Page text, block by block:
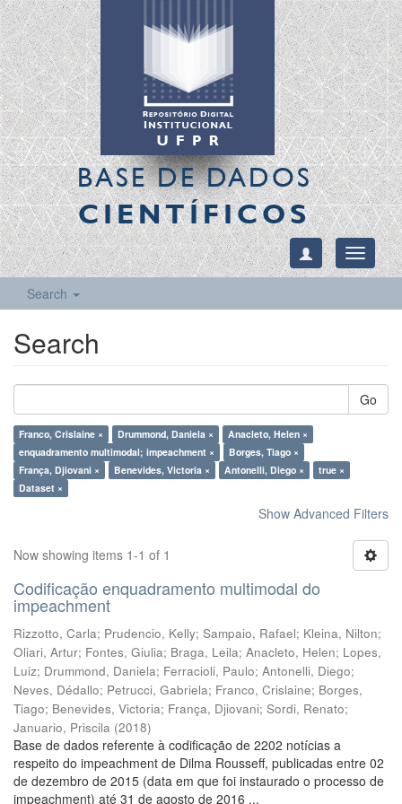
BASE DE DADOS
CIENTÍFICOS
Toggle
Search
Search
Go
Franco, Crislaine × Drummond, Daniela ×
Anacleto, Helen ×
enquadramento multimodal; impeachment ×
Borges, Tiago ×
França, Djiovani ×
Benevides, Victoria × Antonelli, Diego ×
true ×
Dataset ×
Show Advanced Filters
Now showing items 1-1 of 1
Codificação enquadramento multimodal do
impeachment
Rizzotto, Carla; Prudencio, Kelly; Sampaio, Rafael; Kleina, Nilton;
Oliari, Artur; Fontes, Giulia; Braga, Leila; Anacleto, Helen; Lopes,
Luiz; Drummond, Daniela; Ferracioli, Paulo; Antonelli, Diego;
Neves, Dédallo; Petrucci, Gabriela; Franco, Crislaine; Borges,
Tiago; Benevides, Victoria; França, Djiovani; Sordi, Renato;
Januario, Priscila (2018)
Base de dados referente à codificação de 2202 notícias a
respeito do impeachment de Dilma Rousseff, publicadas entre 02
de dezembro de 2015 (data em que foi instaurado o processo de
impeachment) até 31 de agosto de 2016 ...